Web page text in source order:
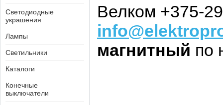
Светодиодные
украшения
Лампы
Светильники
Каталоги
Конечные
выключатели
Велком +375-
магнитный по